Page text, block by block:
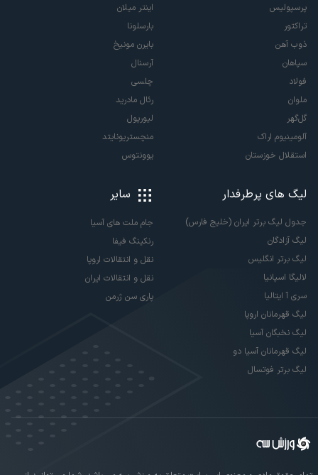
پرسپولیس
تراکتور
ذوب آهن
سپاهان
فولاد
ملوان
گل‌گهر
آلومینیوم اراک
استقلال خوزستان
اینتر میلان
بارسلونا
بایرن مونیخ
آرسنال
چلسی
رئال مادرید
لیورپول
منچستریونایتد
یوونتوس
لیگ های پرطرفدار
جدول لیگ برتر ایران (خلیج فارس)
لیگ آزادگان
لیگ برتر انگلیس
لالیگا اسپانیا
سری آ ایتالیا
لیگ قهرمانان اروپا
لیگ نخبگان آسیا
لیگ قهرمانان آسیا دو
لیگ برتر فوتسال
سایر
جام ملت های آسیا
رنکینگ فیفا
نقل و انتقالات اروپا
نقل و انتقالات ایران
پاری سن ژرمن